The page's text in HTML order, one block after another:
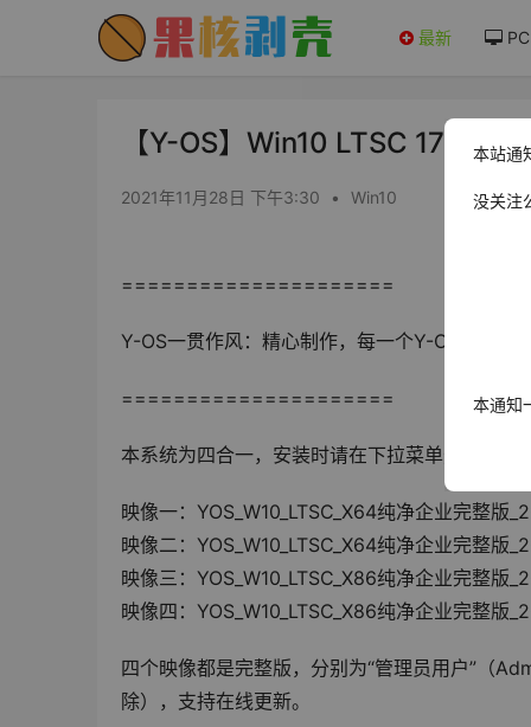
最新 PC
【Y-OS】Win10 LTSC
2021年11月28日 下午3:30 • Win10
=====================
Y-OS一贯作风：精心制作，每一个Y-OS都是精
=====================
本系统为四合一，安装时请在下拉菜单选择相应
映像一：YOS_W10_LTSC_X64纯净企业完整版
映像二：YOS_W10_LTSC_X64纯净企业完整版
映像三：YOS_W10_LTSC_X86纯净企业完整版
映像四：YOS_W10_LTSC_X86纯净企业完整版
四个映像都是完整版，分别为“管理员用户”（
除），支持在线更新。
本站通
没关注
本通知